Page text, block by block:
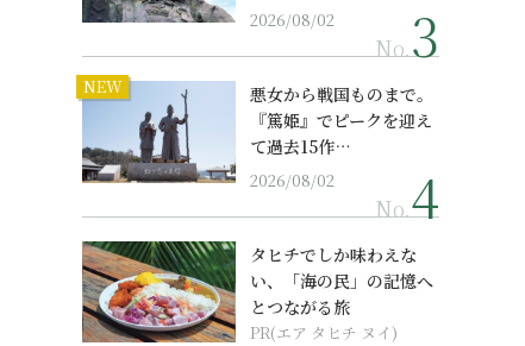
2026/08/02
No.
NEW
悪女から戦国ものまで。
『篤姫』でピークを迎え
て過去15作…
2026/08/02
No.
タヒチでしか味わえな
い、「海の民」の記憶へ
とつながる旅
PR(エア タヒチ ヌイ)